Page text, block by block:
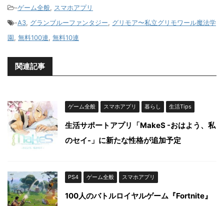
-ゲーム全般, スマホアプリ
-A3, グランブルーファンタジー, グリモア〜私立グリモワール魔法学
園, 無料100連, 無料10連
関連記事
ゲーム全般 スマホアプリ 暮らし 生活Tips
生活サポートアプリ「MakeS -おはよう、私
のセイ-」に新たな性格が追加予定
PS4 ゲーム全般 スマホアプリ
100人のバトルロイヤルゲーム『Fortnite』